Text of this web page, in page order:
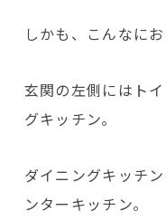
しかも、こんなにお
玄関の左側にはト
グキッチン。
ダイニングキッチ
ンターキッチン。